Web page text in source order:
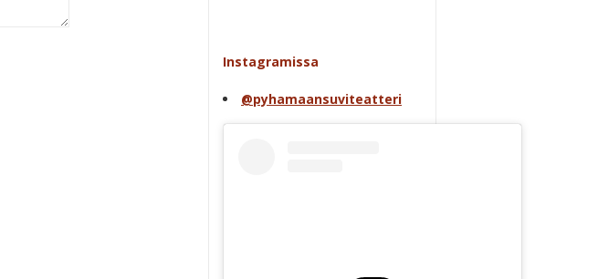
Instagramissa
@pyhamaansuviteatteri